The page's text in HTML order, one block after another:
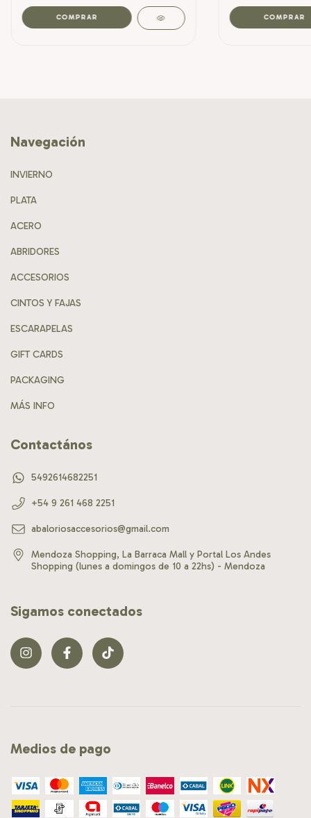
Navegación
INVIERNO
PLATA
ACERO
ABRIDORES
ACCESORIOS
CINTOS Y FAJAS
ESCARAPELAS
GIFT CARDS
PACKAGING
MÁS INFO
Contactános
5492614682251
+54 9 261 468 2251
abaloriosaccesorios@gmail.com
Mendoza Shopping, La Barraca Mall y Portal Los Andes
Shopping (lunes a domingos de 10 a 22hs) - Mendoza
Sigamos conectados
Medios de pago